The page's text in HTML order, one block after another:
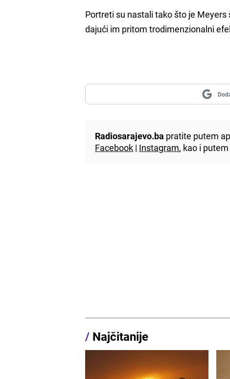
Portreti su nastali tako što je
dajući im pritom trodimenzionalni
Radiosarajevo.ba pratite putem
Facebook | Instagram, kao i
/ Najčitanije